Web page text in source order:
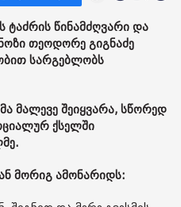
ტაძრის წინამძღვარი და
თეოდორე გიგნაძე
სარგებლობს
მალევე შეიყვარა, სწორედ
ქსელში
მორიგ ამონარიდს: